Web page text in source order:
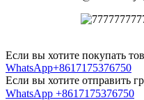
Если вы хотите покупать
WhatsApp+8617175376750
Если вы хотите отправить
WhatsApp +8617175376750